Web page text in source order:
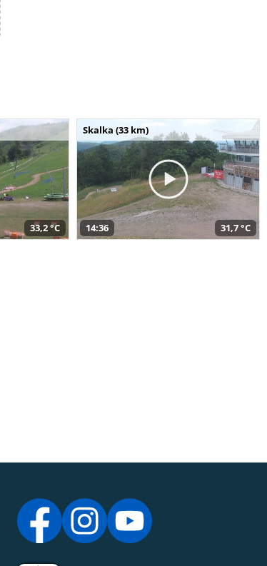
33,2 °C
Skalka (33 km)
14:36 31,7 °C